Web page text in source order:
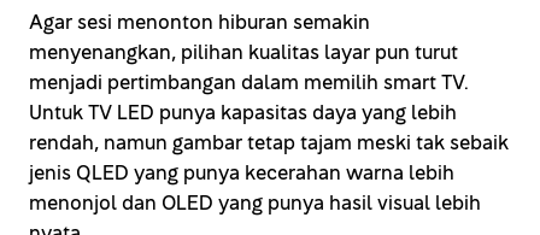
Agar sesi menonton hiburan semakin
menyenangkan, pilihan kualitas layar pun turut
menjadi pertimbangan dalam memilih smart TV.
Untuk TV LED punya kapasitas daya yang lebih
rendah, namun gambar tetap tajam meski tak sebaik
jenis QLED yang punya kecerahan warna lebih
menonjol dan OLED yang punya hasil visual lebih